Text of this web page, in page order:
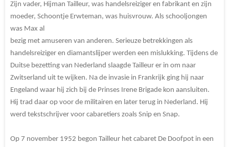
Zijn vader, Hijman Tailleur, was handelsreiziger en fabrikant en zijn
moeder, Schoontje Erwteman, was huisvrouw. Als schooljongen
was Max al
bezig met amuseren van anderen. Serieuze betrekkingen als
handelsreiziger en diamantslijper werden een mislukking. Tijdens de
Duitse bezetting van Nederland slaagde Tailleur er in om naar
Zwitserland uit te wijken. Na de invasie in Frankrijk ging hij naar
Engeland waar hij zich bij de Prinses Irene Brigade kon aansluiten.
Hij trad daar op voor de militairen en later terug in Nederland. Hij
werd tekstschrijver voor cabaretiers zoals Snip en Snap.
Op 7 november 1952 begon Tailleur het cabaret De Doofpot in een